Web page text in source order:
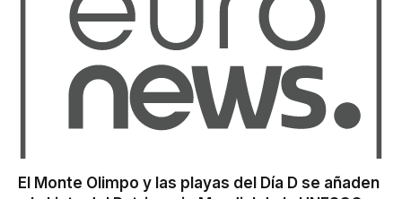
El Monte Olimpo y las playas del Día D se añaden